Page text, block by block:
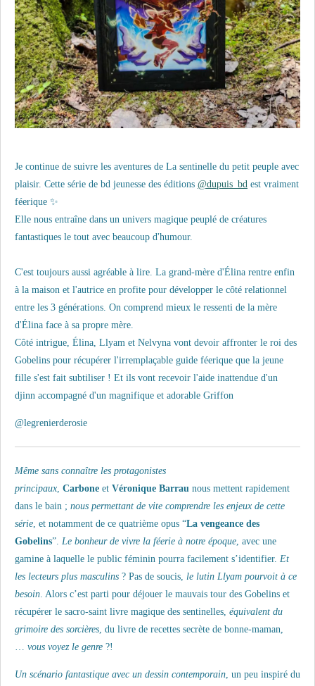
Je continue de suivre les aventures de La sentinelle du petit peuple avec
plaisir. Cette série de bd jeunesse des éditions @dupuis_bd est vraiment
féerique ✨️
Elle nous entraîne dans un univers magique peuplé de créatures
fantastiques le tout avec beaucoup d'humour.
C'est toujours aussi agréable à lire. La grand-mère d'Élina rentre enfin
à la maison et l'autrice en profite pour développer le côté relationnel
entre les 3 générations. On comprend mieux le ressenti de la mère
d'Élina face à sa propre mère.
Côté intrigue, Élina, Llyam et Nelvyna vont devoir affronter le roi des
Gobelins pour récupérer l'irremplaçable guide féerique que la jeune
fille s'est fait subtiliser ! Et ils vont recevoir l'aide inattendue d'un
djinn accompagné d'un magnifique et adorable Griffon
@legrenierderosie
Même sans connaître les protagonistes
principaux, Carbone et Véronique Barrau nous mettent rapidement
dans le bain ; nous permettant de vite comprendre les enjeux de cette
série, et notamment de ce quatrième opus “La vengeance des
Gobelins”. Le bonheur de vivre la féerie à notre époque, avec une
gamine à laquelle le public féminin pourra facilement s’identifier. Et
les lecteurs plus masculins ? Pas de soucis, le lutin Llyam pourvoit à ce
besoin. Alors c’est parti pour déjouer le mauvais tour des Gobelins et
récupérer le sacro-saint livre magique des sentinelles, équivalent du
grimoire des sorcières, du livre de recettes secrète de bonne-maman,
… vous voyez le genre ?!
Un scénario fantastique avec un dessin contemporain, un peu inspiré du